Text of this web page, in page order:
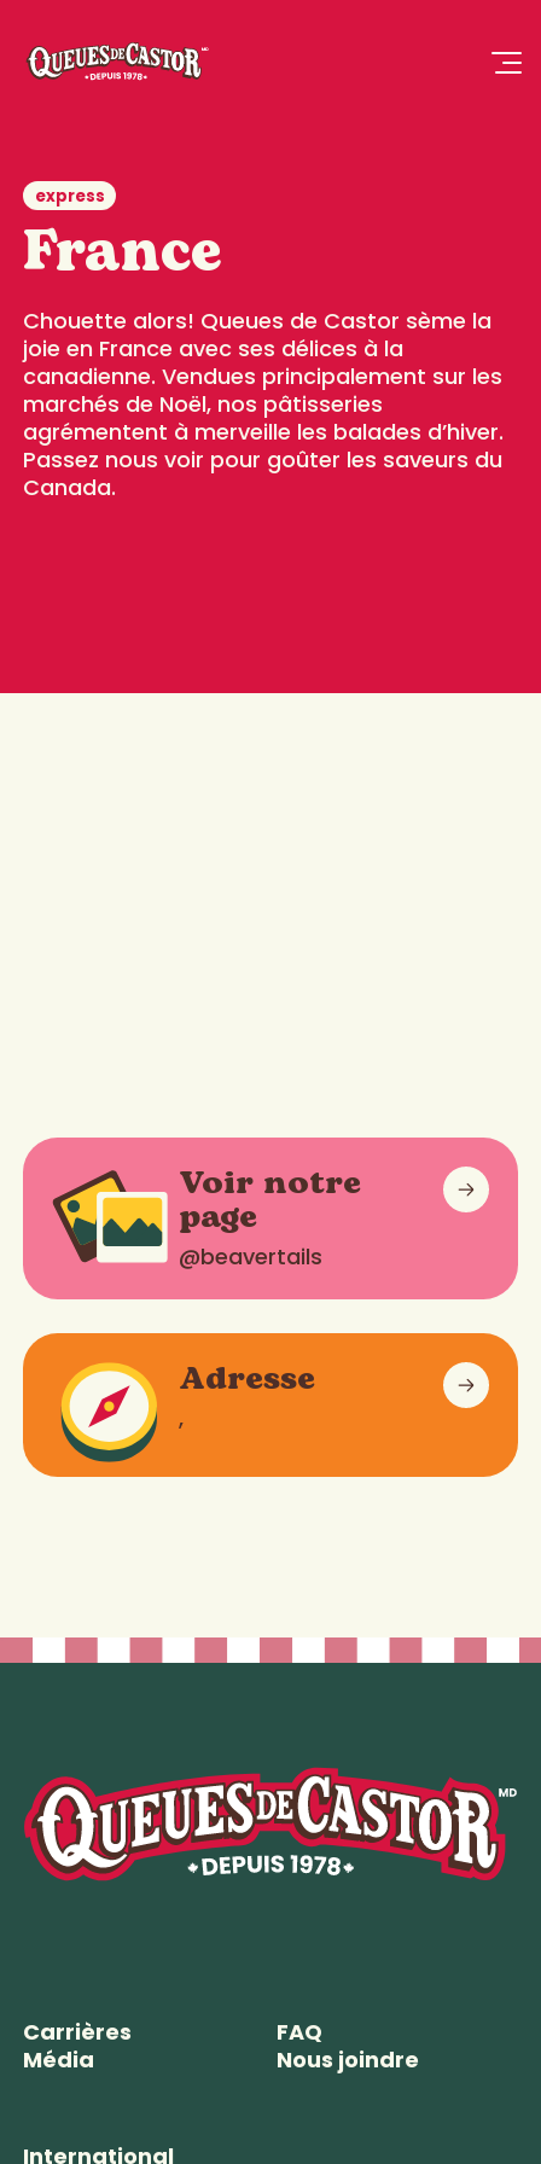
express
France
Chouette alors! Queues de Castor sème la
joie en France avec ses délices à la
canadienne. Vendues principalement sur les
marchés de Noël, nos pâtisseries
agrémentent à merveille les balades d’hiver.
Passez nous voir pour goûter les saveurs du
Canada.
Voir notre
page
@beavertails
Adresse
,
Carrières
Média
FAQ
Nous joindre
International